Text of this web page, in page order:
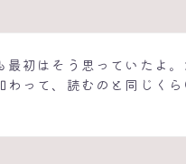
最初はそう思っていたよ
わって、読むのと同じくら